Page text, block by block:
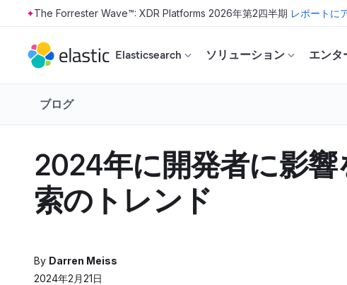
Skip to main content
The Forrester Wave™: XDR Platforms 2026年第2四半期 レポートに
Elasticsearch ソリューション エンタ
ブログ
2024年に開発者に影
索のトレンド
By Darren Meiss
2024年2月21日